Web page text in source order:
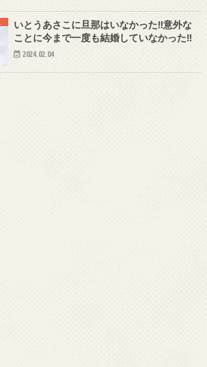
いとうあさこに旦那はいなかった‼意外な
ことに今まで一度も結婚していなかった‼
2024.02.04